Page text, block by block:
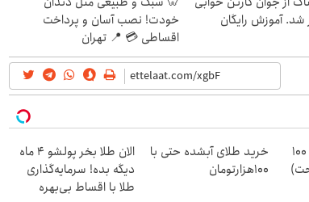
شد. آموزش رایگان
خودت! نصب آسان و پرداخت
اقساطی 💳 📍 تهران
پس‌انداز طلا فقط با ۱۰۰
خرید طلای آبشده حتی با
۱۰۰هزارتومان
الان طلا بخر پولشو 4 ماه
دیگه بده! سرمایه‌گذاری
طلا با اقساط بی‌بهره